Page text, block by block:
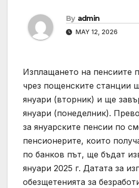
By admin
MAY 12, 2026
Изплащането на пенсиите
чрез пощенските станции
януари (вторник) и ще
януари (понеделник).
за януарските пенсии по
пенсионерите, които
по банков път, ще бъдат
януари 2025 г. Датата за
обезщетенията за